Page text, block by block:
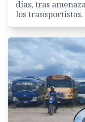
días, tras
los transportistas.